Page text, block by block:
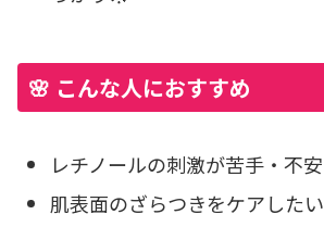
🌸 こんな人におすすめ
レチノールの刺激が苦手・不安
肌表面のざらつきをケアしたい